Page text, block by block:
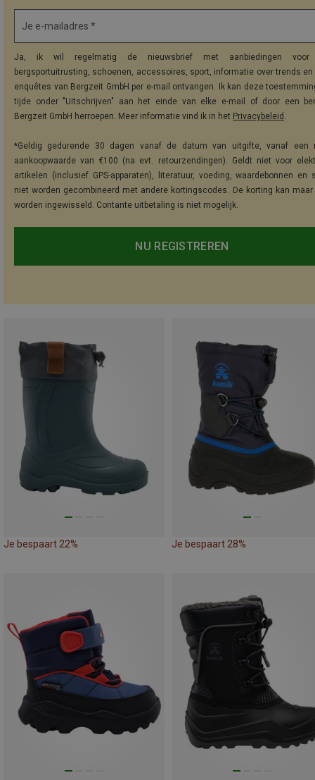
Je e-mailadres *
Ja, ik wil regelmatig de nieuwsbrief met aanbiedingen voor
bergsportuitrusting, schoenen, accessoires, sport, informatie over trends
enquêtes van Bergzeit GmbH per e-mail ontvangen. Ik kan deze
tijde onder "Uitschrijven" aan het einde van elke e-mail of door een
Bergzeit GmbH herroepen. Meer informatie vind ik in het Privacybeleid .
*Geldig gedurende 30 dagen vanaf de datum van uitgifte, vanaf een
aankoopwaarde van €100 (na evt. retourzendingen). Geldt niet voor
artikelen (inclusief GPS-apparaten), literatuur, voeding, waardebonnen en
niet worden gecombineerd met andere kortingscodes. De korting kan maar
worden ingewisseld. Contante uitbetaling is niet mogelijk.
NU REGISTREREN
Je bespaart 22% Je bespaart 28%